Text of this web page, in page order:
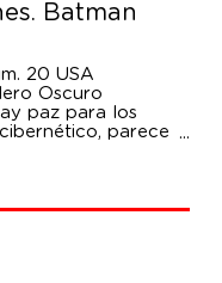
Batman
20 USA
Oscuro
paz para los
parece
las cosas, ¡la
la oscura y
las profundidades: